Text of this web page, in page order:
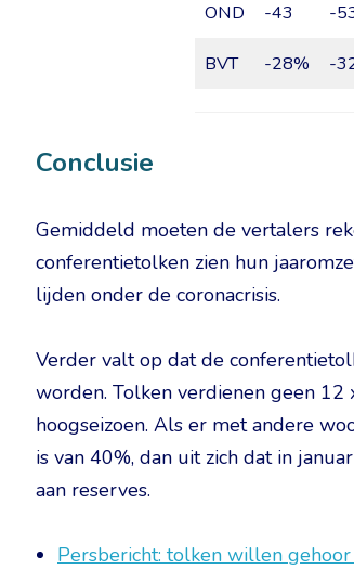
OND -43 -
BVT -28% -
Conclusie
Gemiddeld moeten de vertalers
conferentietolken zien hun
lijden onder de coronacrisis.
Verder valt op dat de
worden. Tolken verdienen geen
hoogseizoen. Als er met andere
is van 40%, dan uit zich dat in
aan reserves.
Persbericht: tolken willen